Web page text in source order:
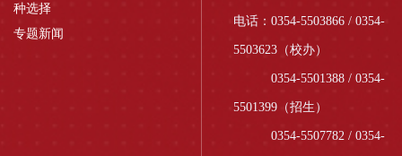
种选择
专题新闻
电话：0354-5503866 / 0354-
5503623（校办）
0354-5501388 / 0354-
5501399（招生）
0354-5507782 / 0354-